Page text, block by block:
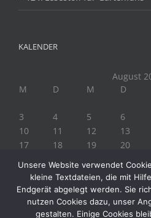
KALENDER
August
M
D M D
3
4 5 6
10
11 12 13
17
18 19 20
« Juli
Unsere Website verwendet
kleine Textdateien, die mit
Endgerät abgelegt werden. Sie
nutzen Cookies dazu, unser
gestalten. Einige Cookies